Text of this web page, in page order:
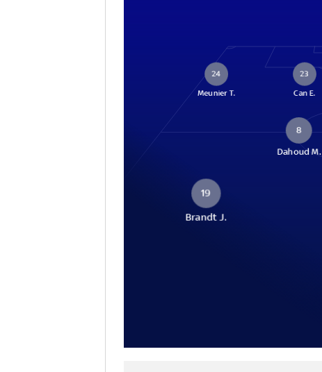
24
Meunier T.
23
Can E.
8
Dahoud M.
19
Brandt J.